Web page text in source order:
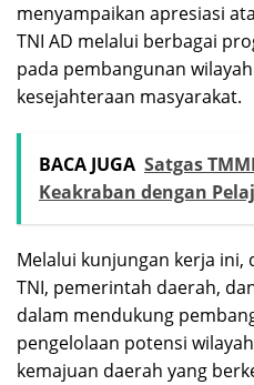
menyampaikan apresiasi
TNI AD melalui berbagai
pada pembangunan
kesejahteraan masyarakat.
BACA JUGA Satgas
Keakraban dengan
Melalui kunjungan kerja
TNI, pemerintah daerah,
dalam mendukung
pengelolaan potensi
kemajuan daerah yang